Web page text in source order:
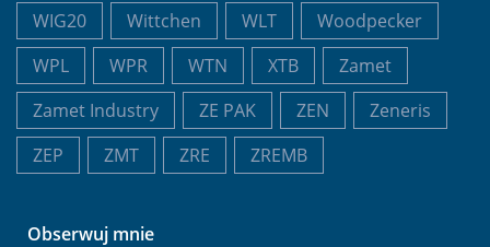
WIG20
Wittchen WLT
Woodpecker
WPL
WPR WTN XTB
Zamet
Zamet Industry
ZE PAK ZEN
Zeneris
ZEP
ZMT ZRE ZREMB
Obserwuj mnie